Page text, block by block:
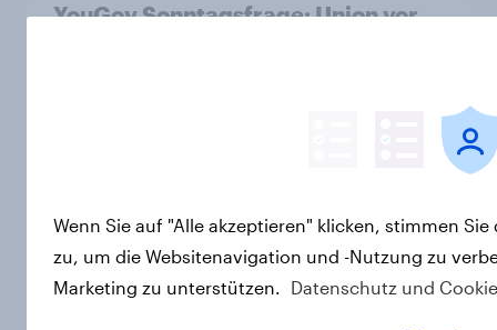
YouGov Sonntagsfrage: Union vor
Wenn Sie auf "Alle akzeptieren" klicken, stimmen
zu, um die Websitenavigation und -Nutzung zu
Marketing zu unterstützen. Datenschutz und